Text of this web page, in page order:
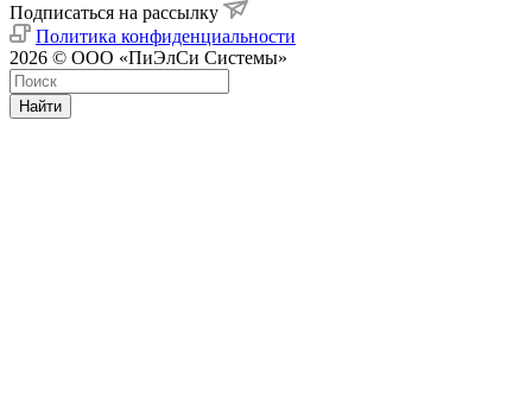
Подписаться на рассылку
Политика конфиденциальности
2026 © ООО «ПиЭлСи Системы»
Найти